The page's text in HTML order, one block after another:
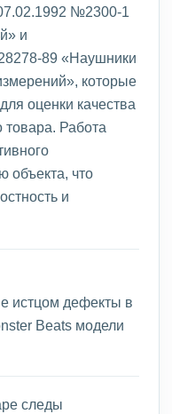
№2300-1
и
89 «Наушники
которые
оценки качества
товара. Работа
объекта, что
и
истцом дефекты в
Beats модели
следы